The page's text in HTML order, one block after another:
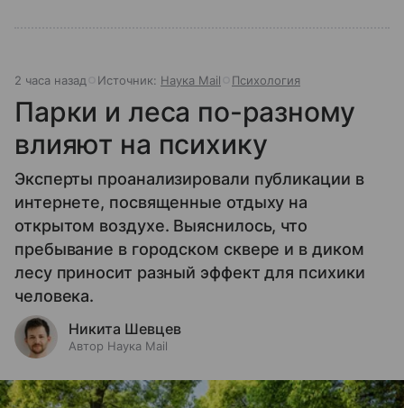
2 часа назад Источник: Наука Mail Психология
Парки и леса по-разному
влияют на психику
Эксперты проанализировали публикации в
интернете, посвященные отдыху на
открытом воздухе. Выяснилось, что
пребывание в городском сквере и в диком
лесу приносит разный эффект для психики
человека.
Никита Шевцев
Автор Наука Mail